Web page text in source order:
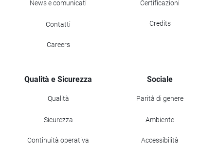
News e comunicati
Contatti
Careers
Certificazioni
Credits
Qualità e Sicurezza
Qualità
Sicurezza
Continuità operativa
Sociale
Parità di genere
Ambiente
Accessibilità